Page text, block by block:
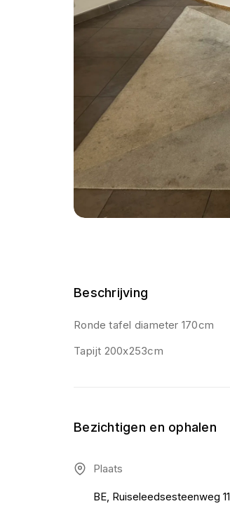
Beschrijving
Ronde tafel diameter 170cm
Tapijt 200x253cm
Bezichtigen en ophalen
Plaats
BE, Ruiseleedsesteenweg